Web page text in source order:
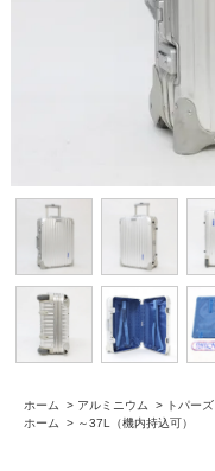
ホーム > アルミニウム > トパーズ
ホーム
> ～37L（機内持込可）